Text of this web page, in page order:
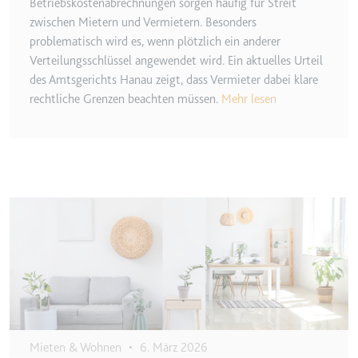
verfolgen.
Ablauf:
180 Tage
Typ:
HTTP-Cookie
eingebetteten Inhalten zu
verfolgen.
Sitzung
Typ:
HTTP-Cookie
LogsDatabaseV2:V#||LogsRequestsStore
Anbieter:
youtube.com
Betriebskostenabrechnungen sorgen häufig für Streit
zwischen Mietern und Vermietern. Besonders
problematisch wird es, wenn plötzlich ein anderer
Verteilungsschlüssel angewendet wird. Ein aktuelles Urteil
des Amtsgerichts Hanau zeigt, dass Vermieter dabei klare
rechtliche Grenzen beachten müssen. Mehr lesen
Mieten & Wohnen • 6. März 2026